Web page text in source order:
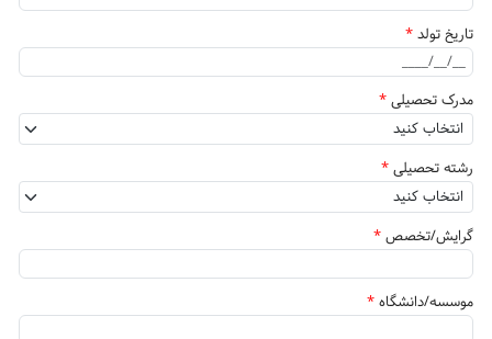
تاریخ تولد *
مدرک تحصیلی *
رشته تحصیلی *
گرایش/تخصص *
موسسه/دانشگاه *